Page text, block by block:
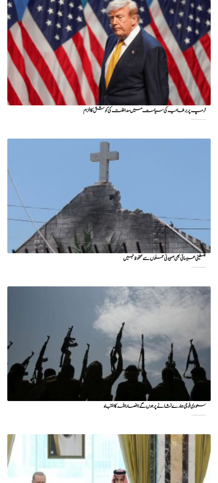
ٹرمپ پر برطانیہ کی سیاست میں مداخلت کی کوشش کا الزام
فلسطینی عیسائی بھی صہیونی حملوں سے محفوظ نہیں
سعودی فوجی ہمارے نشانے پر ہوں گے؛ انصاراللہ کا انتباہ